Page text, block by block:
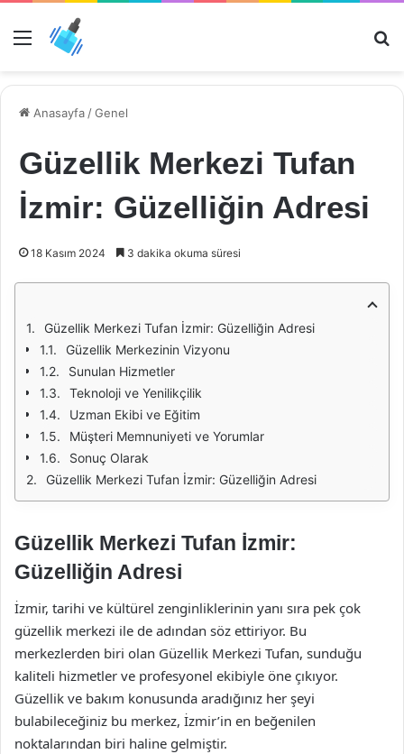
Menü
Anasayfa /Genel
Güzellik Merkezi Tufan
İzmir: Güzelliğin Adresi
18 Kasım 2024 3 dakika okuma süresi
Güzellik Merkezi Tufan İzmir: Güzelliğin Adresi
Güzellik Merkezinin Vizyonu
Sunulan Hizmetler
Teknoloji ve Yenilikçilik
Uzman Ekibi ve Eğitim
Müşteri Memnuniyeti ve Yorumlar
Sonuç Olarak
Güzellik Merkezi Tufan İzmir: Güzelliğin Adresi
Güzellik Merkezi Tufan İzmir:
Güzelliğin Adresi
İzmir, tarihi ve kültürel zenginliklerinin yanı sıra pek çok
güzellik merkezi ile de adından söz ettiriyor. Bu
merkezlerden biri olan Güzellik Merkezi Tufan, sunduğu
kaliteli hizmetler ve profesyonel ekibiyle öne çıkıyor.
Güzellik ve bakım konusunda aradığınız her şeyi
bulabileceğiniz bu merkez, İzmir’in en beğenilen
noktalarından biri haline gelmiştir.